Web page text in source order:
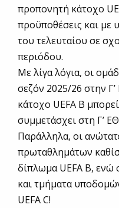
προπονητή κάτοχο
προϋποθέσεις και με
του τελευταίου σε
περιόδου.
Με λίγα λόγια, οι
σεζόν 2025/26 στην
κάτοχο UEFA B
συμμετάσχει στη Γ’
Παράλληλα, οι
πρωταθλημάτων
δίπλωμα UEFA B, ενώ
και τμήματα
UEFA C!